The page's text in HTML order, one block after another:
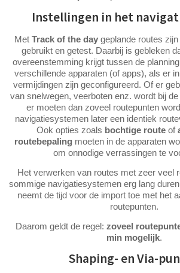
Instellingen in het
Met Track of the daygeplande routes
gebruikt en getest. Daarbij is gebleken
overeenstemming krijgt tussen de
verschillende apparaten (of apps), als er
vermijdingen zijn geconfigureerd. Of er
van snelwegen, veerboten enz. wordt bij
er moeten dan zoveel routepunten
navigatiesystemen later een identiek
Ook opties zoals bochtige routeof
routebepaling moeten in de apparaten
om onnodige verrassingen te
Het verwerken van routes met zeer veel
sommige navigatiesystemen erg lang
neemt de tijd voor de import toe met het
routepunten.
Daarom geldt de regel: zoveel
min mogelijk.
Shaping- en Via-